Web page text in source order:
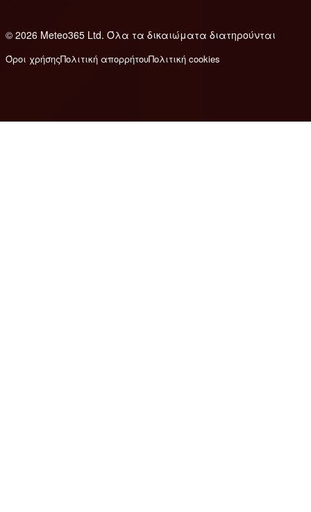
© 2026 Meteo365 Ltd. Όλα τα δικαιώματα διατηρούνται
Όροι χρήσηςΠολιτική απορρήτουΠολιτική cookies